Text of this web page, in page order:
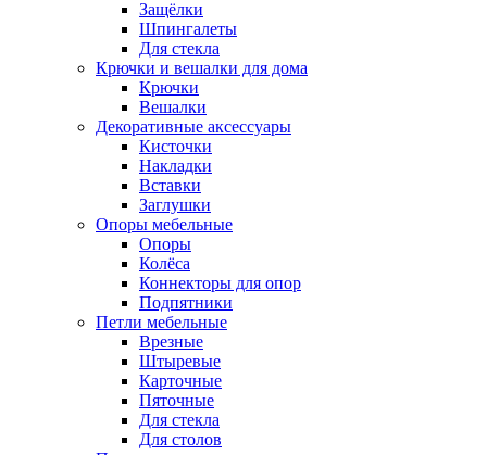
Защёлки
Шпингалеты
Для стекла
Крючки и вешалки для дома
Крючки
Вешалки
Декоративные аксессуары
Кисточки
Накладки
Вставки
Заглушки
Опоры мебельные
Опоры
Колёса
Коннекторы для опор
Подпятники
Петли мебельные
Врезные
Штыревые
Карточные
Пяточные
Для стекла
Для столов